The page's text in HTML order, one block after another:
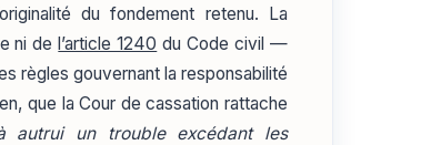
du fondement retenu. La
ni del’article 1240 du Code civil —
règles gouvernant la responsabilité
que la Cour de cassation rattache
autrui un trouble excédant les